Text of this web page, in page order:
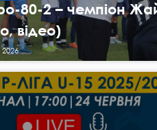
80-2 – чемпіон
відео)